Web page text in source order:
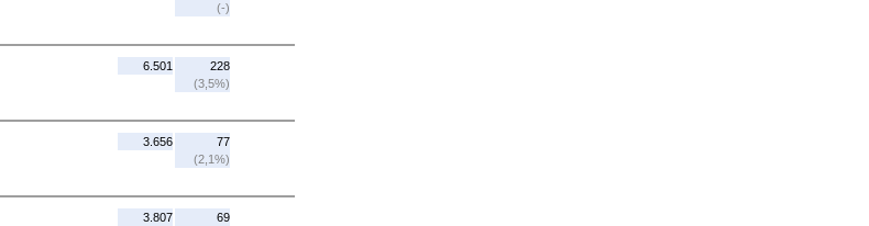
(-)
6.501
228
(3,5%)
3.656
77
(2,1%)
3.807
69